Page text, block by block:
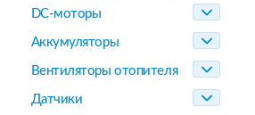
DC-моторы
Аккумуляторы
Вентиляторы отопителя
Датчики